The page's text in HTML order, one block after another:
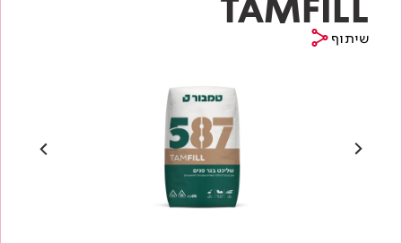
TAMFILL
שיתוף